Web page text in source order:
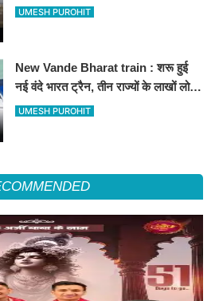
हेलीकॉप्टर सर्विस से तुरंत घायल पहुंचेगा
UMESH PUROHIT
New Vande Bharat train : शरू हुई
नई वंदे भारत ट्रैन, तीन राज्यों के लाखों लोगों
का सफर होगा आसान, देखें पूरा रूटमैप
UMESH PUROHIT